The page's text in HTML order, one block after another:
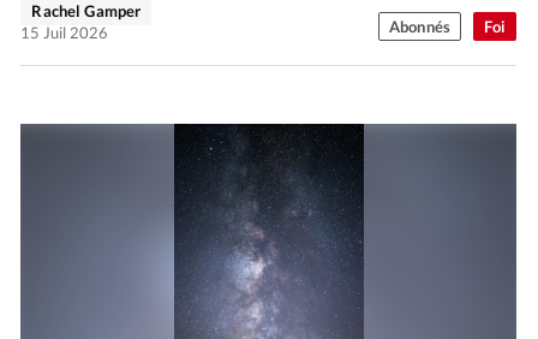
Foi
Rachel Gamper
15 Juil 2026
Abonnés